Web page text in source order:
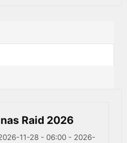
Raid 2026
11-28 - 06:00 - 2026-